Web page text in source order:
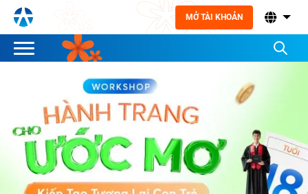
MỞ TÀI KHOẢN